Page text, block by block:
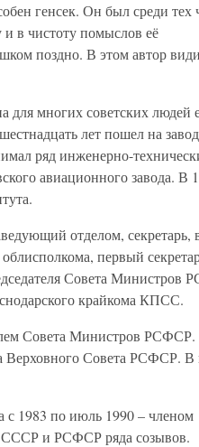
генсек. Он был среди тех
и в чистоту помыслов её
поздно. В этом автор
для многих советских людей
лет пошел на
ряд инженерно-
авиационного завода. В
отделом, секретарь,
первый
Совета Министров
крайкома КПСС.
Совета Министров
Верховного Совета РСФСР. В
1983 по июль 1990 – членом
СССР и РСФСР ряда созывов.